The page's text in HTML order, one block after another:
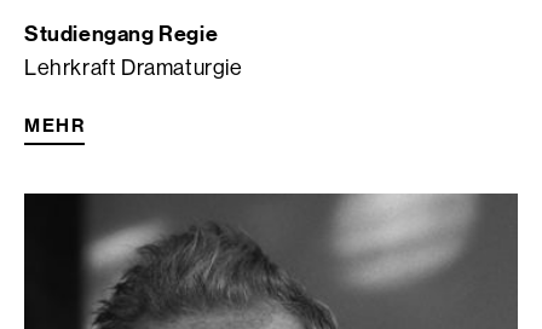
Studiengang Regie
Lehrkraft Dramaturgie
MEHR